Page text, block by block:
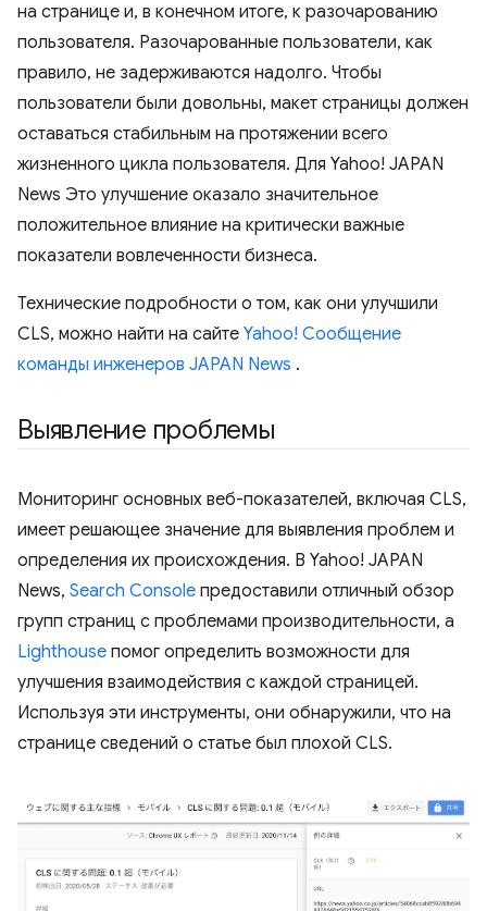
на странице и, в конечном итоге, к разочарованию
пользователя. Разочарованные пользователи, как
правило, не задерживаются надолго. Чтобы
пользователи были довольны, макет страницы должен
оставаться стабильным на протяжении всего
жизненного цикла пользователя. Для Yahoo! JAPAN
News Это улучшение оказало значительное
положительное влияние на критически важные
показатели вовлеченности бизнеса.
Технические подробности о том, как они улучшили
CLS, можно найти на сайте Yahoo! Сообщение
команды инженеров JAPAN News .
Выявление проблемы
Мониторинг основных веб-показателей, включая CLS,
имеет решающее значение для выявления проблем и
определения их происхождения. В Yahoo! JAPAN
News, Search Console предоставили отличный обзор
групп страниц с проблемами производительности, а
Lighthouse помог определить возможности для
улучшения взаимодействия с каждой страницей.
Используя эти инструменты, они обнаружили, что на
странице сведений о статье был плохой CLS.